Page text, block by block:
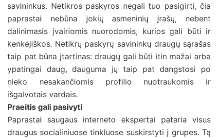
savininkus. Netikros paskyros negali tuo pasigirti, čia
paprastai nebūna jokių asmeninių įrašų, nebent
dalinimasis įvairiomis nuorodomis, kurios gali būti ir
kenkėjiškos. Netikrų paskyrų savininkų draugų sąrašas
taip pat būna įtartinas: draugų gali būti itin mažai arba
ypatingai daug, dauguma jų taip pat dangstosi po
nieko nesakančiomis profilio nuotraukomis ir
išgalvotais vardais.
Praeitis gali pasivyti
Paprastai saugaus interneto ekspertai pataria visus
draugus socialiniuose tinkluose suskirstyti į grupes. Tą